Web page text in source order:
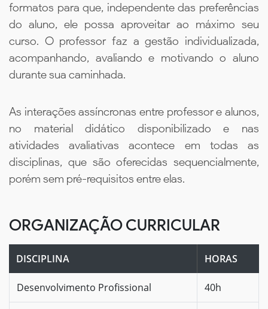
formatos para que, independente das preferências
do aluno, ele possa aproveitar ao máximo seu
curso. O professor faz a gestão individualizada,
acompanhando, avaliando e motivando o aluno
durante sua caminhada.
As interações assíncronas entre professor e alunos,
no material didático disponibilizado e nas
atividades avaliativas acontece em todas as
disciplinas, que são oferecidas sequencialmente,
porém sem pré-requisitos entre elas.
ORGANIZAÇÃO CURRICULAR
DISCIPLINA HORAS
Desenvolvimento Profissional 40h